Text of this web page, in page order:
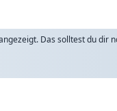
Das solltest du dir